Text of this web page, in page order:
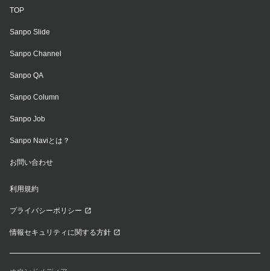
TOP
Sanpo Slide
Sanpo Channel
Sanpo QA
Sanpo Column
Sanpo Job
Sanpo Naviとは？
お問い合わせ
利用規約
プライバシーポリシー
情報セキュリティに関する方針